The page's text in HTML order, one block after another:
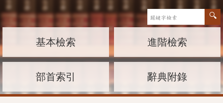
基本檢索 進階檢索
部首索引 辭典附錄